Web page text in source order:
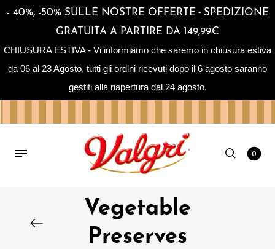
- 40%, -50% SULLE NOSTRE OFFERTE - SPEDIZIONE
GRATUITA A PARTIRE DA 149,99€
CHIUSURA ESTIVA - Vi informiamo che saremo in chiusura estiva
da 06 al 23 Agosto, tutti gli ordini ricevuti dopo il 6 agosto saranno
gestiti alla riapertura dal 24 agosto.
0
Vegetable
Preserves